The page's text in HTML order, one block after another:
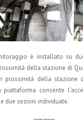
è installato su
della stazione di
prossimità della stazione
piattaforma consente
due sezioni individuate.